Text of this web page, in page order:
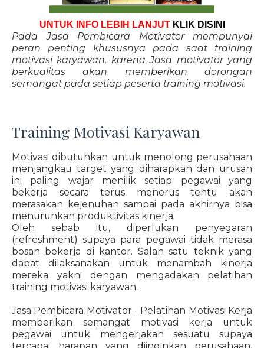
UNTUK INFO LEBIH LANJUT KLIK DISINI
Pada Jasa Pembicara Motivator mempunyai
peran penting khususnya pada saat training
motivasi karyawan, karena Jasa motivator yang
berkualitas akan memberikan dorongan
semangat pada setiap peserta training motivasi.
Training Motivasi Karyawan
Motivasi dibutuhkan untuk menolong perusahaan
menjangkau target yang diharapkan dan urusan
ini paling wajar menilik setiap pegawai yang
bekerja secara terus menerus tentu akan
merasakan kejenuhan sampai pada akhirnya bisa
menurunkan produktivitas kinerja.
Oleh sebab itu, diperlukan penyegaran
(refreshment) supaya para pegawai tidak merasa
bosan bekerja di kantor. Salah satu teknik yang
dapat dilaksanakan untuk menambah kinerja
mereka yakni dengan mengadakan pelatihan
training motivasi karyawan.
Jasa Pembicara Motivator - Pelatihan Motivasi Kerja
memberikan semangat motivasi kerja untuk
pegawai untuk mengerjakan sesuatu supaya